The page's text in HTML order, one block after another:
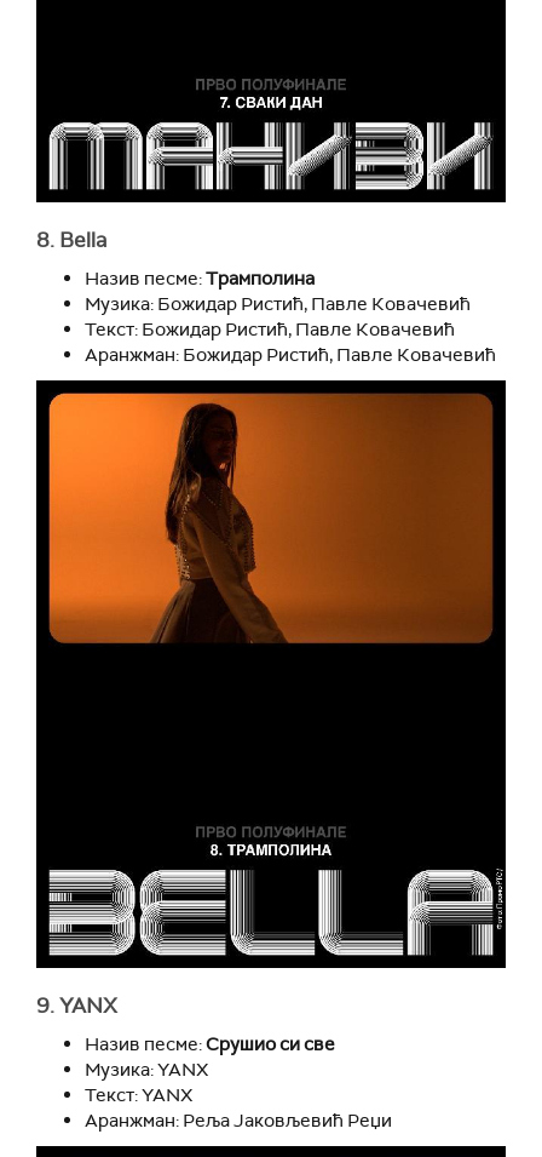
8. Bella
Назив песме:Трамполина
Музика: Божидар Ристић, Павле Ковачевић
Текст: Божидар Ристић, Павле Ковачевић
Аранжман: Божидар Ристић, Павле Ковачевић
9. YANX
Назив песме:Срушио си све
Музика: YANX
Текст: YANX
Аранжман: Реља Јаковљевић Реџи